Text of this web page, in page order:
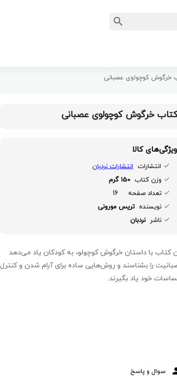
خرگوش کوچولوی عصبانی
خرگوش کوچولوی عصبانی
ویژگی‌های کالا
انتشارات انتشارات نردبان
وزن کتاب 150 گرم
تعداد صفحه
16
نویسنده تریس مورونی
ناشر نردبان
کتاب با داستان خرگوش کوچولو، به کودکان یاد می‌دهد
را بشناسند و روش‌هایی ساده برای آرام شدن و کنترل
خود یاد بگیرند.
سوال و پاسخ